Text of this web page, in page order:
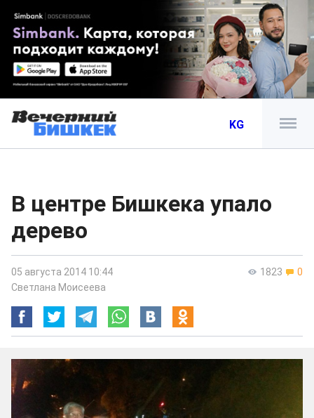
KG
В центре Бишкека упало
дерево
1823 0
05 августа 2014 10:44
Светлана Моисеева